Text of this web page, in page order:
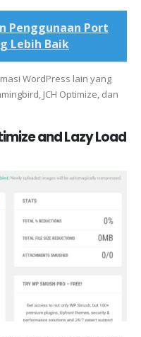
Penggunaan Port
Lebih Baik
WordPress lain yang
JCH Optimize, dan
and Lazy Load